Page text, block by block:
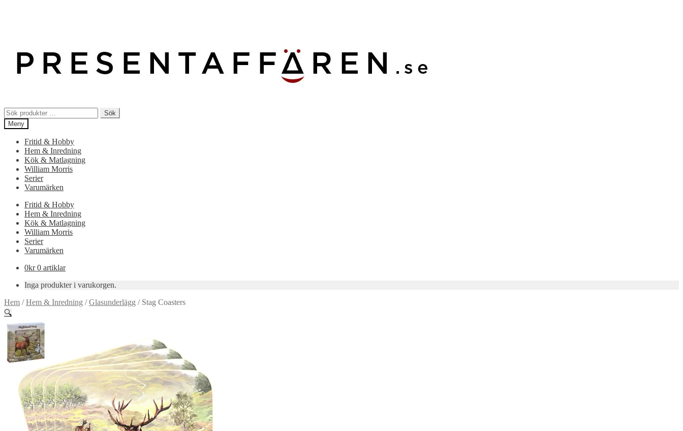
Sök
efter:
Sök
Meny
Fritid & Hobby
Hem & Inredning
Kök & Matlagning
William Morris
Serier
Varumärken
Fritid & Hobby
Hem & Inredning
Kök & Matlagning
William Morris
Serier
Varumärken
0kr 0 artiklar
Inga produkter i varukorgen.
Hem /Hem & Inredning /Glasunderlägg / Stag Coasters
🔍